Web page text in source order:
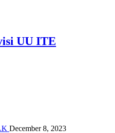
UU ITE
December 8, 2023